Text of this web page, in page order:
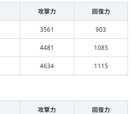
攻撃力 回復力
3561 903
4481 1085
4634 1115
攻撃力 回復力